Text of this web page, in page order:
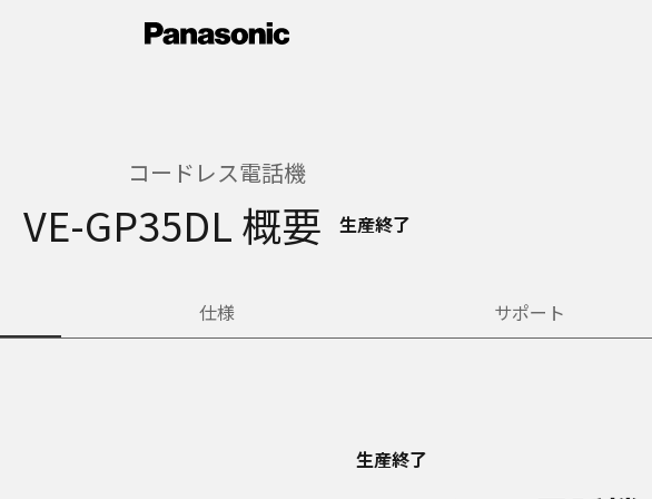
コードレス電話機
VE-GP35DL 概要 生産終了
仕様 サポート
生産終了